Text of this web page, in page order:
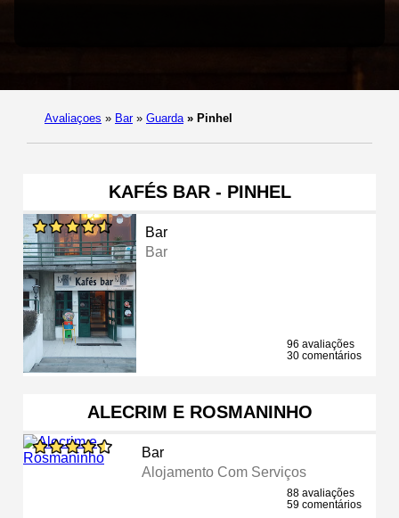
Avaliaçoes » Bar » Guarda » Pinhel
KAFÉS BAR - PINHEL
Bar
Bar
96 avaliações
30 comentários
ALECRIM E ROSMANINHO
Bar
Alojamento Com Serviços
88 avaliações
59 comentários